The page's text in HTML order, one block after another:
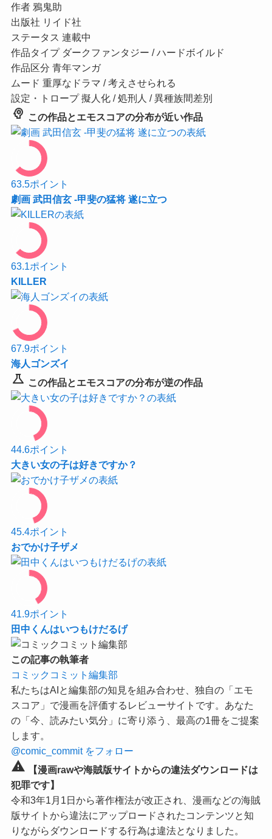
作者 鴉鬼助
出版社 リイド社
ステータス 連載中
作品タイプ ダークファンタジー / ハードボイルド
作品区分 青年マンガ
ムード 重厚なドラマ / 考えさせられる
設定・トロープ 擬人化 / 処刑人 / 異種族間差別
psychology この作品とエモスコアの分布が近い作品
63.5ポイント
劇画 武田信玄 -甲斐の猛将 遂に立つ
63.1 ポイント
KILLER
67.9ポイント
海人ゴンズイ
science この作品とエモスコアの分布が逆の作品
44.6ポイント
大きい女の子は好きですか？
45.4ポイント
おでかけ子ザメ
41.9ポイント
田中くんはいつもけだるげ
この記事の執筆者
コミックコミット編集部
私たちはAIと編集部の知見を組み合わせ、独自の「エモ
スコア」で漫画を評価するレビューサイトです。あなた
の「今、読みたい気分」に寄り添う、最高の1冊をご提案
します。
@comic_commit をフォロー
warning
【漫画rawや海賊版サイトからの違法ダウンロードは
犯罪です】
令和3年1月1日から著作権法が改正され、漫画などの海賊
版サイトから違法にアップロードされたコンテンツと知
りながらダウンロードする行為は違法となりました。